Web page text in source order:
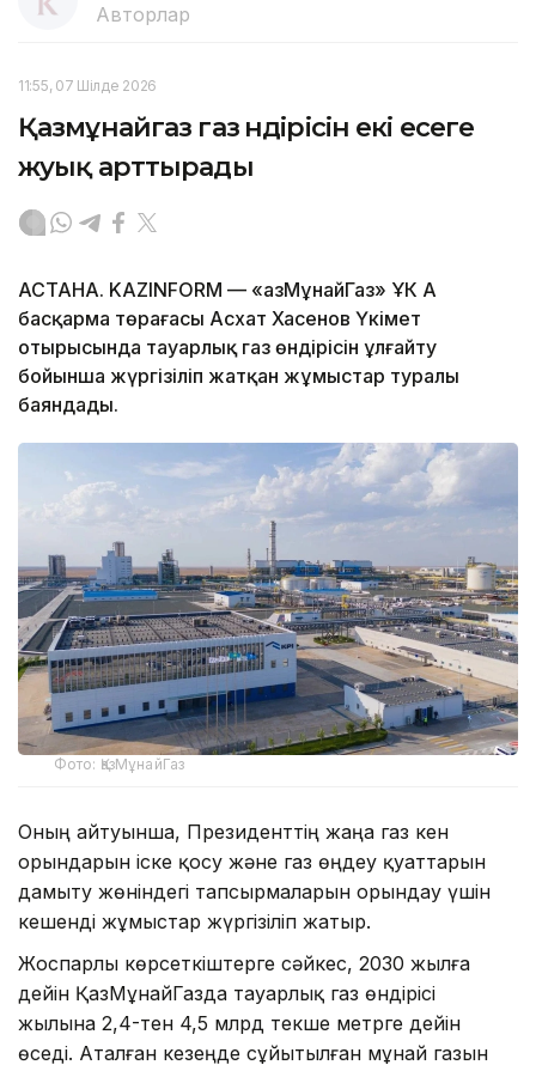
Авторлар
11:55, 07 Шілде 2026
Қазмұнайгаз газ өндірісін екі есеге
жуық арттырады
АСТАНА. KAZINFORM — «ҚазМұнайГаз» ҰК АҚ
басқарма төрағасы Асхат Хасенов Үкімет
отырысында тауарлық газ өндірісін ұлғайту
бойынша жүргізіліп жатқан жұмыстар туралы
баяндады.
Фото: ҚазМұнайГаз
Оның айтуынша, Президенттің жаңа газ кен
орындарын іске қосу және газ өңдеу қуаттарын
дамыту жөніндегі тапсырмаларын орындау үшін
кешенді жұмыстар жүргізіліп жатыр.
Жоспарлы көрсеткіштерге сәйкес, 2030 жылға
дейін ҚазМұнайГазда тауарлық газ өндірісі
жылына 2,4-тен 4,5 млрд текше метрге дейін
өседі. Аталған кезеңде сұйытылған мұнай газын